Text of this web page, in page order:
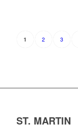
1 2 3
ST. MARTIN